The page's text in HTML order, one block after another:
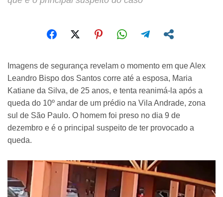
Imagens de segurança revelam o momento em que Alex
Leandro Bispo dos Santos corre até a esposa, Maria
Katiane da Silva, de 25 anos, e tenta reanimá-la após a
queda do 10º andar de um prédio na Vila Andrade, zona
sul de São Paulo. O homem foi preso no dia 9 de
dezembro e é o principal suspeito de ter provocado a
queda.